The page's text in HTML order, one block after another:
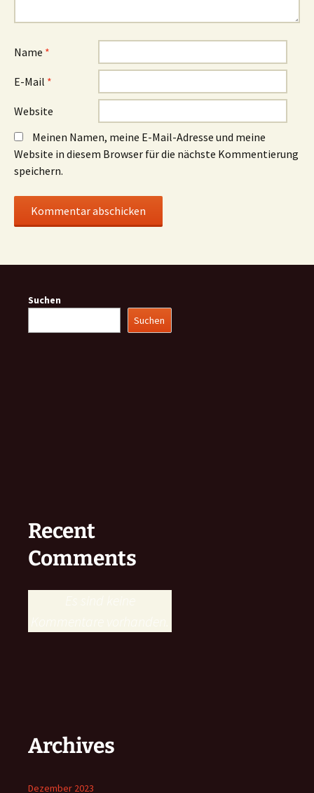
Name *
E-Mail *
Website
Meinen Namen, meine E-Mail-Adresse und meine
Website in diesem Browser für die nächste Kommentierung
speichern.
Suchen
Suchen
Recent
Comments
Kommentare vorhanden.
Archives
Dezember 2023